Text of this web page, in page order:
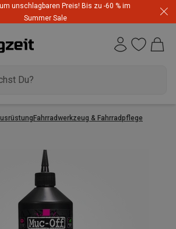
unschlagbaren Preis! Bis zu -60 % im
Summer Sale
Reduzierte Outfits für neue
Abenteuer
Fahrradwerkzeug & Fahrradpflege